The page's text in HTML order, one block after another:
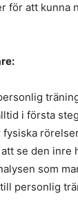
för att kunna
i första
se den inre
som
personlig